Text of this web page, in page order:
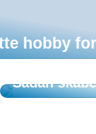
hobby
GODE RÅD
Sådan